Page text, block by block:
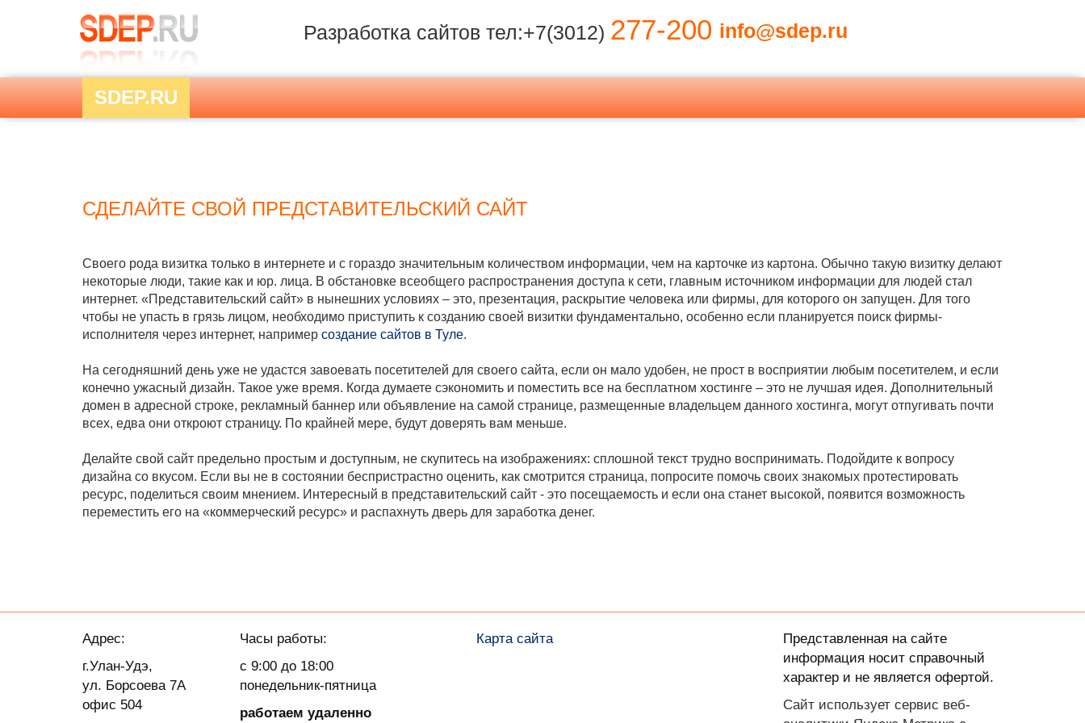
Разработка сайтов тел:+7(3012) 277-200info@sdep.ru
SDEP.RU
СДЕЛАЙТЕ СВОЙ ПРЕДСТАВИТЕЛЬСКИЙ САЙТ
Своего рода визитка только в интернете и с гораздо значительным количеством информации, чем на карточке из картона. Обычно такую визитку делают
некоторые люди, такие как и юр. лица. В обстановке всеобщего распространения доступа к сети, главным источником информации для людей стал
интернет. «Представительский сайт» в нынешних условиях – это, презентация, раскрытие человека или фирмы, для которого он запущен. Для того
чтобы не упасть в грязь лицом, необходимо приступить к созданию своей визитки фундаментально, особенно если планируется поиск фирмы-
исполнителя через интернет, например создание сайтов в Туле.
На сегодняшний день уже не удастся завоевать посетителей для своего сайта, если он мало удобен, не прост в восприятии любым посетителем, и если
конечно ужасный дизайн. Такое уже время. Когда думаете сэкономить и поместить все на бесплатном хостинге – это не лучшая идея. Дополнительный
домен в адресной строке, рекламный баннер или объявление на самой странице, размещенные владельцем данного хостинга, могут отпугивать почти
всех, едва они откроют страницу. По крайней мере, будут доверять вам меньше.
Делайте свой сайт предельно простым и доступным, не скупитесь на изображениях: сплошной текст трудно воспринимать. Подойдите к вопросу
дизайна со вкусом. Если вы не в состоянии беспристрастно оценить, как смотрится страница, попросите помочь своих знакомых протестировать
ресурс, поделиться своим мнением. Интересный в представительский сайт - это посещаемость и если она станет высокой, появится возможность
переместить его на «коммерческий ресурс» и распахнуть дверь для заработка денег.
Адрес:
г.Улан-Удэ,
ул. Борсоева 7А
офис 504
Часы работы:
с 9:00 до 18:00
понедельник-пятница
работаем удаленно
Карта сайта
Представленная на сайте
информация носит справочный
характер и не является офертой.
Сайт использует сервис веб-